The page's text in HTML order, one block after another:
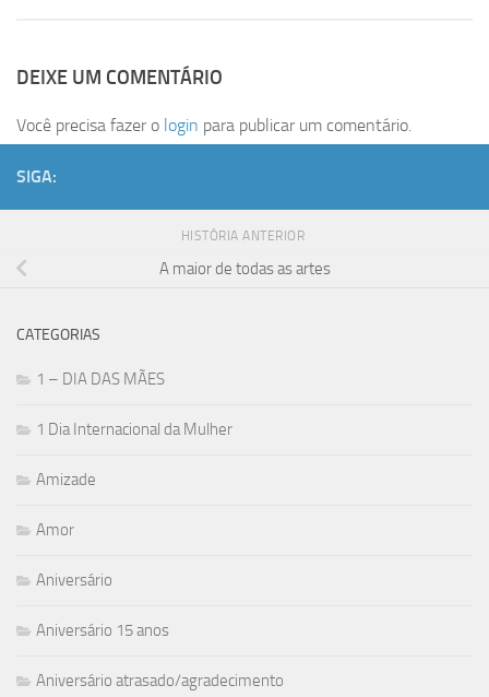
DEIXE UM COMENTÁRIO
Você precisa fazer o login para publicar um comentário.
SIGA:
HISTÓRIA ANTERIOR
A maior de todas as artes
CATEGORIAS
1 – DIA DAS MÃES
1 Dia Internacional da Mulher
Amizade
Amor
Aniversário
Aniversário 15 anos
Aniversário atrasado/agradecimento